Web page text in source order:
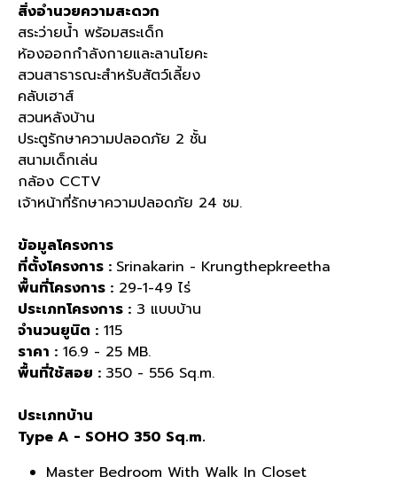
สิ่งอำนวยความสะดวก
สระว่ายน้ำ พร้อมสระเด็ก
ห้องออกกำลังกายและลานโยคะ
สวนสาธารณะสำหรับสัตว์เลี้ยง
คลับเฮาส์
สวนหลังบ้าน
ประตูรักษาความปลอดภัย 2 ชั้น
สนามเด็กเล่น
กล้อง CCTV
เจ้าหน้าที่รักษาความปลอดภัย 24 ชม.
ข้อมูลโครงการ
ที่ตั้งโครงการ : Srinakarin - Krungthepkreetha
พื้นที่โครงการ : 29-1-49 ไร่
ประเภทโครงการ : 3 แบบบ้าน
จำนวนยูนิต : 115
ราคา : 16.9 - 25 MB.
พื้นที่ใช้สอย : 350 - 556 Sq.m.
ประเภทบ้าน
Type A - SOHO 350 Sq.m.
Master Bedroom With Walk In Closet